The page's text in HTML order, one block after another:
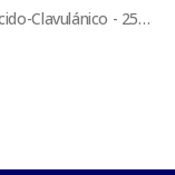
Rx Spectrum Amoxicilina Ácido-Clavulánico - 250 mg